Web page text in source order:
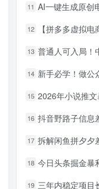
11 AI一键生成原创电
12 【拼多多虚拟电商】稳定变现，单店
13 普通人可入局！中式健康饮食
14 新手必学！做公众号流量主实用工
15 2026年小说推文暴力玩法
16 抖音野路子信息差合集
17 拆解闲鱼拼夕夕差价玩
18 今日头条掘金暴利玩法，利用爆文库
19 三年内稳定项目长期可